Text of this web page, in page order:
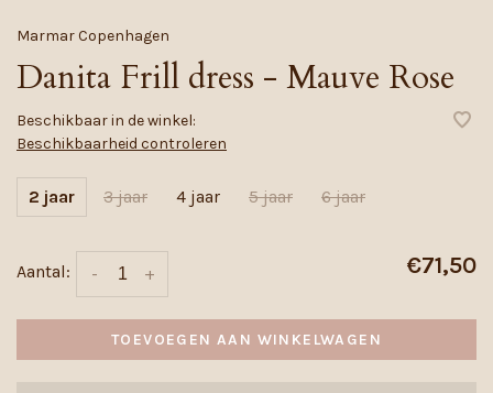
Marmar Copenhagen
Danita Frill dress - Mauve Rose
Beschikbaar in de winkel:
Beschikbaarheid controleren
2 jaar 3 jaar 4 jaar 5 jaar 6 jaar
Aantal: +
- €71,50
TOEVOEGEN AAN WINKELWAGEN